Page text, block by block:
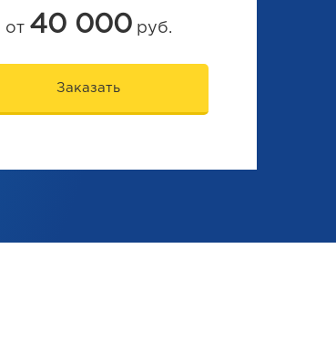
от 40 000руб.
Заказать